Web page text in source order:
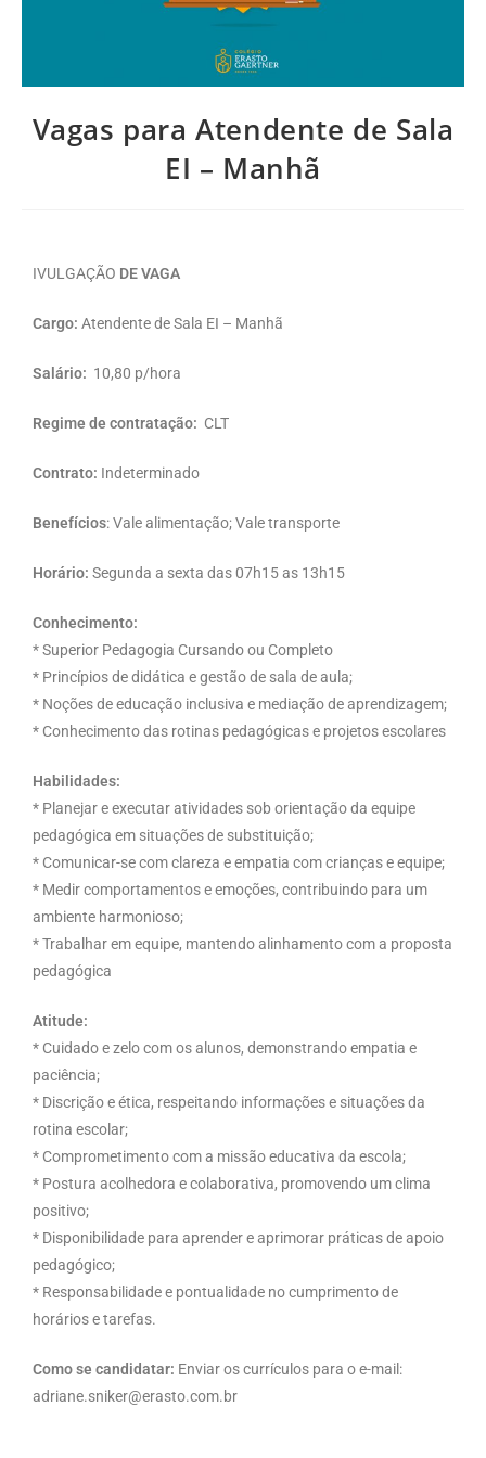
Vagas para Atendente de Sala
EI – Manhã
IVULGAÇÃO DE VAGA
Cargo: Atendente de Sala EI – Manhã
Salário: 10,80 p/hora
Regime de contratação: CLT
Contrato: Indeterminado
Benefícios: Vale alimentação; Vale transporte
Horário: Segunda a sexta das 07h15 as 13h15
Conhecimento:
* Superior Pedagogia Cursando ou Completo
* Princípios de didática e gestão de sala de aula;
* Noções de educação inclusiva e mediação de aprendizagem;
* Conhecimento das rotinas pedagógicas e projetos escolares
Habilidades:
* Planejar e executar atividades sob orientação da equipe
pedagógica em situações de substituição;
* Comunicar-se com clareza e empatia com crianças e equipe;
* Medir comportamentos e emoções, contribuindo para um
ambiente harmonioso;
* Trabalhar em equipe, mantendo alinhamento com a proposta
pedagógica
Atitude:
* Cuidado e zelo com os alunos, demonstrando empatia e
paciência;
* Discrição e ética, respeitando informações e situações da
rotina escolar;
* Comprometimento com a missão educativa da escola;
* Postura acolhedora e colaborativa, promovendo um clima
positivo;
* Disponibilidade para aprender e aprimorar práticas de apoio
pedagógico;
* Responsabilidade e pontualidade no cumprimento de
horários e tarefas.
Como se candidatar: Enviar os currículos para o e-mail:
adriane.sniker@erasto.com.br